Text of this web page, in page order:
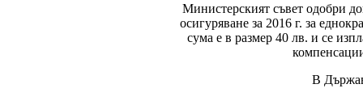
Министерският съвет одобри
осигуряване за 2016 г. за
сума е в размер 40 лв. и се
В